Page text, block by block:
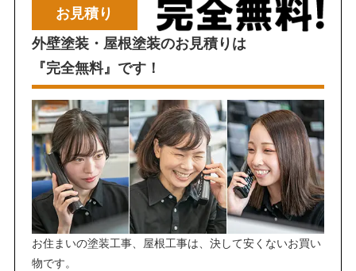
お見積り
外壁塗装・屋根塗装のお見積りは
『完全無料』です！
お住まいの塗装工事、屋根工事は、決して安くないお買い
物です。